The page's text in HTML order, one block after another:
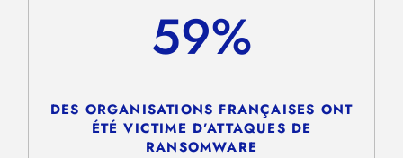
59%
DES ORGANISATIONS FRANÇAISES ONT
ÉTÉ VICTIME D’ATTAQUES DE
RANSOMWARE